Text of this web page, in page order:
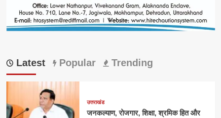
Latest Popular Trending
उत्तराखंड
जनकल्याण, रोजगार, शिक्षा, श्रमिक हित और